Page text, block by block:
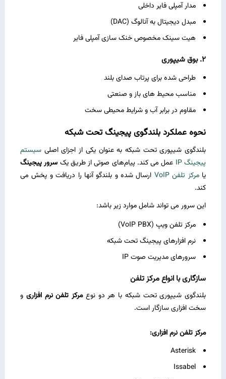
مدار آمپلی ‌فایر داخلی
مبدل دیجیتال به آنالوگ (DAC)
هیت ‌سینک مخصوص خنک ‌سازی آمپلی ‌فایر
2. بوق شیپوری
طراحی شده برای پرتاب صدای بلند
مناسب محیط‌ های باز و صنعتی
مقاوم در برابر آب و شرایط محیطی سخت
نحوه عملکرد بلندگوی پیجینگ تحت شبکه
بلندگوی شیپوری تحت شبکه به‌ عنوان یکی از اجزای اصلی سیستم
پیجینگ IP
عمل می ‌کند. پیام‌های صوتی از طریق یک سرور پیجینگ
یامرکز تلفن VoIP
ارسال شده و بلندگو آنها را دریافت و پخش می
‌کند.
این سرور می ‌تواند شامل موارد زیر باشد:
مرکز تلفن ویپ (VoIP PBX)
نرم ‌افزارهای پیجینگ تحت شبکه
سرورهای مدیریت صوت IP
سازگاری با انواع مرکز تلفن
بلندگوی شیپوری تحت شبکه با هر دو نوعمرکز تلفن نرم‌ افزاری و
سخت ‌افزاری سازگار است.
مرکز تلفن نرم ‌افزاری:
Asterisk
Issabel